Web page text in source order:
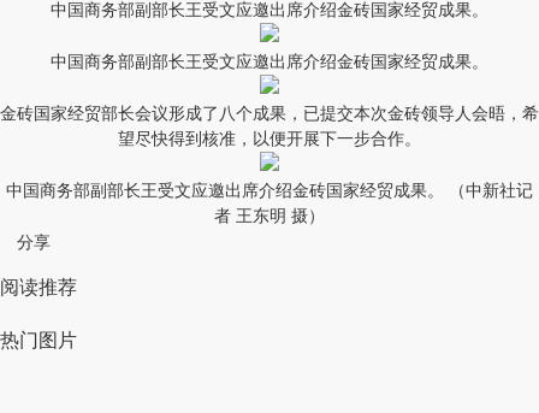
中国商务部副部长王受文应邀出席介绍金砖国家经贸成果。
中国商务部副部长王受文应邀出席介绍金砖国家经贸成果。
金砖国家经贸部长会议形成了八个成果，已提交本次金砖领导人会晤，希
望尽快得到核准，以便开展下一步合作。
中国商务部副部长王受文应邀出席介绍金砖国家经贸成果。 （中新社记
者 王东明 摄）
分享
阅读推荐
热门图片